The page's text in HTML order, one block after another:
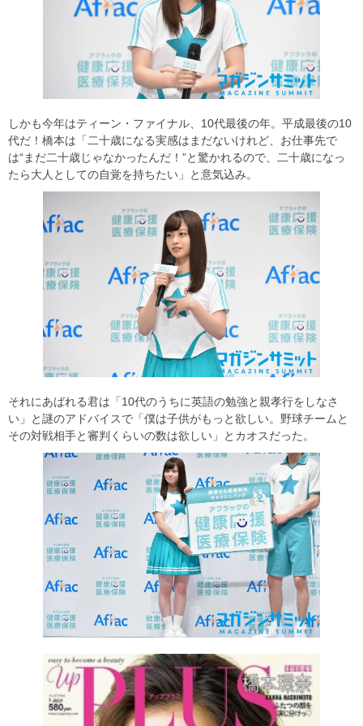
しかも今年はティーン・ファイナル、10代最後の年。平成最後の10
代だ！橋本は「二十歳になる実感はまだないけれど、お仕事先で
は“まだ二十歳じゃなかったんだ！”と驚かれるので、二十歳になっ
たら大人としての自覚を持ちたい」と意気込み。
それにあばれる君は「10代のうちに英語の勉強と親孝行をしなさ
い」と謎のアドバイスで「僕は子供がもっと欲しい。野球チームと
その対戦相手と審判くらいの数は欲しい」とカオスだった。